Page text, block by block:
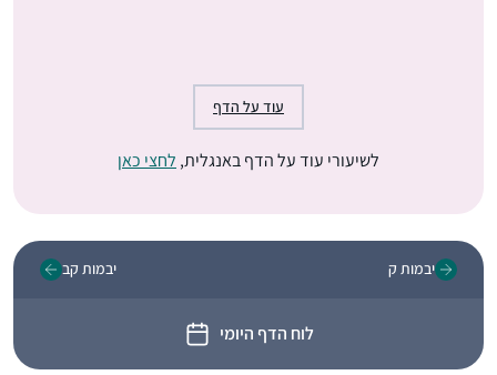
עוד על הדף
לשיעורי עוד על הדף באנגלית, לחצי כאן
יבמות ק
לוח הדף היומי
יבמות קב